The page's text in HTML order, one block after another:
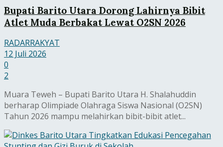
Bupati Barito Utara Dorong Lahirnya Bibit
Atlet Muda Berbakat Lewat O2SN 2026
RADARRAKYAT
12 Juli 2026
0
2
Muara Teweh – Bupati Barito Utara H. Shalahuddin
berharap Olimpiade Olahraga Siswa Nasional (O2SN)
Tahun 2026 mampu melahirkan bibit-bibit atlet...